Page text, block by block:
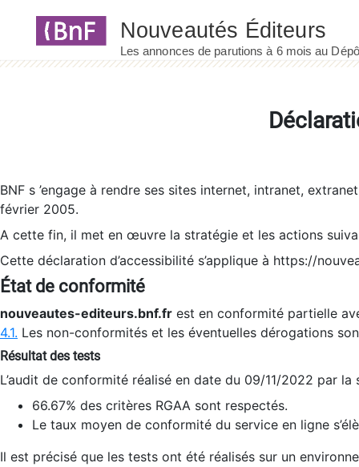
BNF s ’engage à rendre ses sites internet, intranet,
février 2005.
A cette fin, il met en œuvre la stratégie et les actions
Cette déclaration d’accessibilité s’applique à https://
État de conformité
nouveautes-editeurs.bnf.fr est en conformité partielle
4.1. Les non-conformités et les éventuelles dérogations
Résultat des tests
L’audit de conformité réalisé en date du 09/11/2022 par
66.67% des critères RGAA sont respectés.
Le taux moyen de conformité du service en ligne
Il est précisé que les tests ont été réalisés sur un